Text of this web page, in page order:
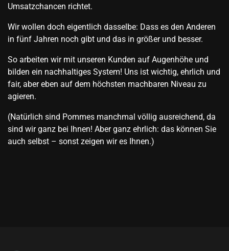
Umsatzchancen richtet.
Wir wollen doch eigentlich dasselbe: Dass es den Anderen
in fünf Jahren noch gibt und das in größer und besser.
So arbeiten wir mit unseren Kunden auf Augenhöhe und
bilden ein nachhaltiges System! Uns ist wichtig, ehrlich und
fair, aber eben auf dem höchsten machbaren Niveau zu
agieren.
(Natürlich sind Pommes manchmal völlig ausreichend, da
sind wir ganz bei Ihnen! Aber ganz ehrlich: das können Sie
auch selbst – sonst zeigen wir es Ihnen.)